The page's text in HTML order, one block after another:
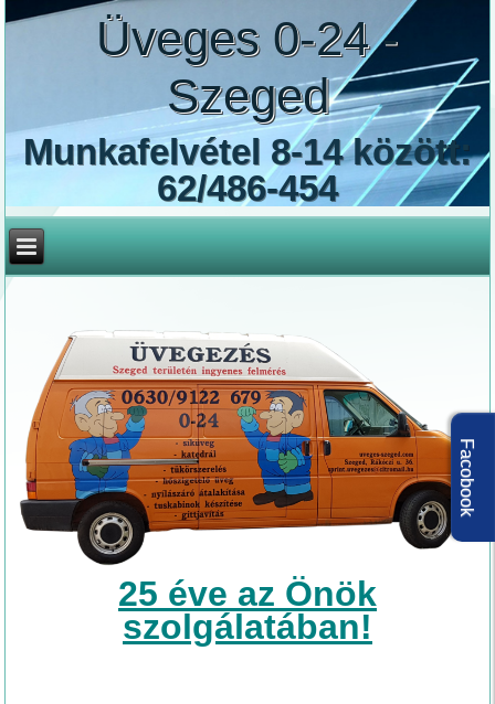
Üveges 0-24 -
Szeged
Munkafelvétel 8-14 között:
62/486-454
25 éve az Önök
szolgálatában!
Facobook